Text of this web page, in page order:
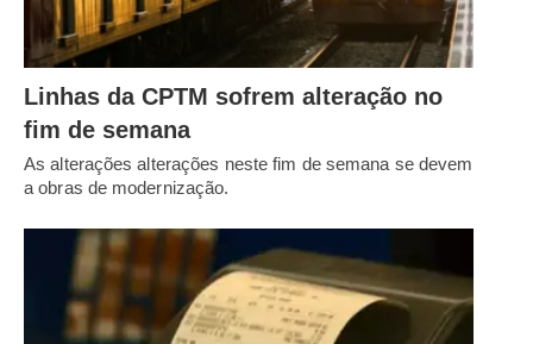
Linhas da CPTM sofrem alteração no
fim de semana
As alterações alterações neste fim de semana se devem
a obras de modernização.